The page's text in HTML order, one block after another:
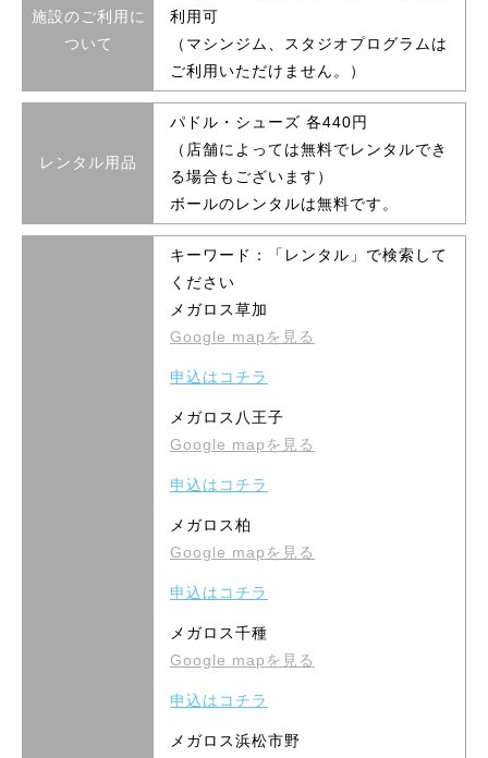
施設のご利用に
ついて
利用可
（マシンジム、スタジオプログラムは
ご利用いただけません。）
レンタル用品
パドル・シューズ 各440円
（店舗によっては無料でレンタルでき
る場合もございます）
ボールのレンタルは無料です。
キーワード：「レンタル」で検索して
ください
メガロス草加
Google mapを見る
申込はコチラ
メガロス八王子
Google mapを見る
申込はコチラ
メガロス柏
Google mapを見る
申込はコチラ
メガロス千種
Google mapを見る
申込はコチラ
メガロス浜松市野